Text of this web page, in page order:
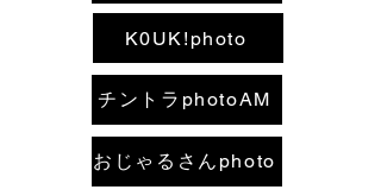
K0UK!photo
チントラphotoAM
おじゃるさんphoto